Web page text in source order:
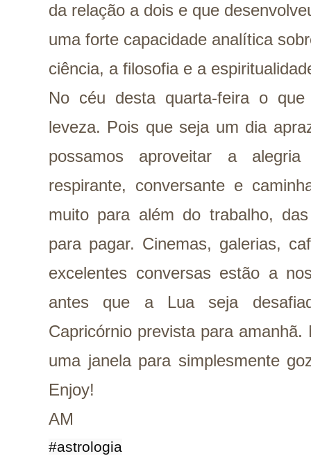
da relação a dois e que
uma forte capacidade analítica
ciência, a filosofia e a
No céu desta quarta-feira o
leveza. Pois que seja um dia
possamos aproveitar a
respirante, conversante e
muito para além do trabalho,
para pagar. Cinemas, galerias,
excelentes conversas estão a
antes que a Lua seja
Capricórnio prevista para
uma janela para simplesmente
Enjoy!
AM
#astrologia